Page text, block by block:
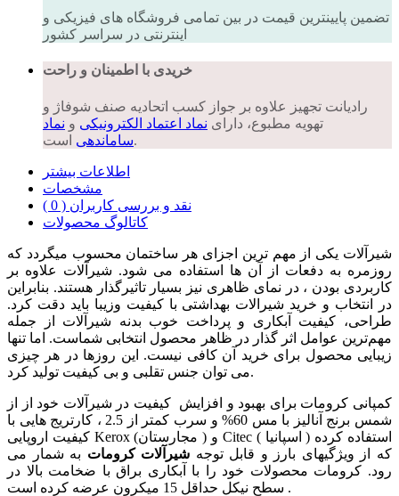
تضمین پایینترین قیمت در بین تمامی فروشگاه های فیزیکی و
اینترنتی در سراسر کشور
خریدی با اطمینان و راحت
رادیانت تجهیز علاوه بر جواز کسب اتحادیه صنف شوفاژ و
تهویه مطبوع، دارای نماد اعتماد الکترونیکی و نماد
ساماندهیاست.
اطلاعات بیشتر
مشخصات
نقد و بررسی کاربران ( 0 )
کاتالوگ محصولات
شیرآلات یکی از مهم ترین اجزای هر ساختمان محسوب میگردد که
روزمره به دفعات از آن ها استفاده می شود. شیرآلات علاوه بر
کاربردی بودن ، در نمای ظاهری نیز بسیار تاثیرگذار هستند. بنابراین
در انتخاب و خرید شیرالات بهداشتی با کیفیت وزیبا باید دقت کرد.
طراحی، کیفیت آبکاری و پرداخت خوب بدنه شیرآلات از جمله
مهم‌ترین عوامل اثر گذار در ظاهر محصول انتخابی شماست. اما تنها
زیبایی محصول برای خرید آن کافی نیست. این روزها در هر چیزی
می توان جنس تقلبی و بی کیفیت تولید کرد.
کمپانی کرومات برای بهبود و افزایش کیفیت در شیرآلات خود از از
شمس برنج آنالیز با مس 60% و سرب کمتر از 2.5 ، کارتریج هایی با
کیفیت اروپایی Kerox (مجارستان ) و Citec ( اسپانیا ) استفاده کرده
که از ویژگیهای بارز و قابل توجه شیرآلات کرومات به شمار می
رود. کرومات محصولات خود را با آبکاری براق با ضخامت بالا در
سطح نیکل حداقل 15 میکرون عرضه کرده است .